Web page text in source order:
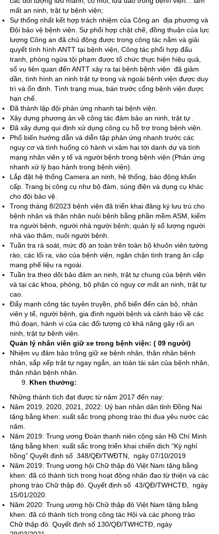
mất an ninh, trật tự bệnh viện;
Sự thống nhất kết hợp trách nhiệm của Công an địa phương và
Đội bảo vệ bệnh viện. Sự phối hợp chặt chẽ, đồng thuận của lực
lượng Công an đã chủ động được trong công tác nắm và giải
quyết tình hình ANTT tại bệnh viện, Công tác phối hợp đấu
tranh, phòng ngừa tội phạm được tổ chức thực hiện hiệu quả,
số vụ liên quan đến ANTT xảy ra tại bệnh bệnh viện đã giảm
dần, tình hình an ninh trật tự trong và ngoài bệnh viện được duy
trì và ổn định. Tình trạng mua, bán trước cổng bệnh viện được
hạn chế.
Đã thành lập đội phản ứng nhanh tại bệnh viện.
Xây dựng phương án về công tác đảm bảo an ninh, trật tự .
Đã xây dựng qui định xử dụng công cụ hỗ trợ trong bệnh viện.
Phổ biến hướng dẫn và diễn tập phản ứng nhanh trước các
nguy cơ và tình huống có hành vi xâm hại tới danh dự và tính
mạng nhân viên y tế và người bệnh trong bệnh viện (Phản ứng
nhanh xử lý bạo hành trong bệnh viện).
Lắp đặt hệ thống Camera an ninh, hệ thống, báo động khẩn
cấp. Trang bị công cụ như bộ đàm, súng điện và dụng cụ khác
cho đội bảo vệ.
Trong tháng 8/2023 bệnh viện đã triển khai đăng ký lưu trú cho
bệnh nhân và thân nhân nuôi bệnh bằng phần mềm ASM, kiểm
tra người bệnh, người nhà người bệnh; quản lý số lượng người
nhà vào thăm, nuôi người bệnh.
Tuần tra rà soát, mức độ an toàn trên toàn bộ khuôn viên tường
rào, các lối ra, vào của bệnh viện, ngăn chặn tình trạng ăn cắp
mang phế liệu ra ngoài.
Tuần tra theo dõi bảo đảm an ninh, trật tự chung của bệnh viện
và tại các khoa, phòng, bộ phận có nguy cơ mất an ninh, trật tự
cao.
Đẩy mạnh công tác tuyên truyền, phổ biến đến cán bộ, nhân
viên y tế, người bệnh, gia đình người bệnh và cảnh báo về các
thủ đoạn, hành vi của các đối tượng có khả năng gây rối an
ninh, trật tự bệnh viện.
Quản lý nhân viên giữ xe trong bệnh viện: ( 09 người)
Nhiệm vụ đảm bảo trông giữ xe bệnh nhân, thân nhân bệnh
nhân, sắp xếp trật tự ngay ngắn, an toàn tài sản của bệnh nhân,
thân nhân bệnh nhân.
Khen thưởng:
Những thành tích đạt được từ năm 2017 đến nay:
Năm 2019, 2020, 2021, 2022: Uỷ ban nhân dân tỉnh Đồng Nai
tặng bằng khen: xuất sắc trong phong trào thi đua yêu nước các
năm.
Năm 2019: Trung ương Đoàn thanh niên cộng sản Hồ Chí Minh
tặng bằng khen: xuất sắc trong triển khai chiến dịch “Kỳ nghỉ
hồng” Quyết định số 348/QĐ/TWĐTN, ngày 07/10/2019
Năm 2019: Trung ương hội Chữ thập đỏ Việt Nam tặng bằng
khen: đã có thành tích trong hoạt động nhân đạo từ thiện và các
phong trào Chữ thập đỏ. Quyết định số 43/QĐ/TWHCTĐ, ngày
15/01/2020.
Năm 2020: Trung ương hội Chữ thập đỏ Việt Nam tặng bằng
khen: đã có thành tích trong công tác Hội và các phong trào
Chữ thập đỏ. Quyết định số 130/QĐ/TWHCTĐ, ngày